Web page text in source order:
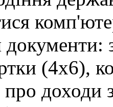
(4х6),
про доходи